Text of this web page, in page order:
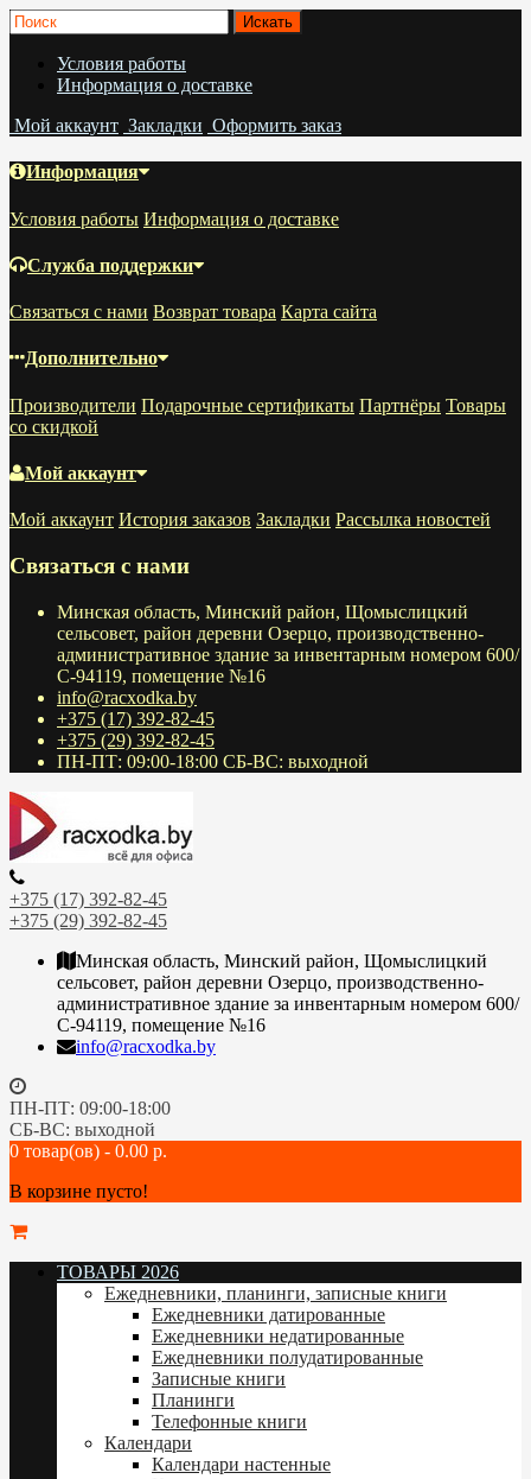
Условия работы
Информация о доставке
Мой аккаунт Закладки Оформить заказ
Информация
Условия работы Информация о доставке
Служба поддержки
Связаться с нами Возврат товара Карта сайта
Дополнительно
Производители Подарочные сертификаты Партнёры Товары
со скидкой
Мой аккаунт
Мой аккаунт История заказов Закладки Рассылка новостей
Связаться с нами
Минская область, Минский район, Щомыслицкий
сельсовет, район деревни Озерцо, производственно-
административное здание за инвентарным номером 600/
С-94119, помещение №16
info@racxodka.by
+375 (17) 392-82-45
+375 (29) 392-82-45
ПН-ПТ: 09:00-18:00 СБ-ВС: выходной
+375 (17) 392-82-45
+375 (29) 392-82-45
Минская область, Минский район, Щомыслицкий
сельсовет, район деревни Озерцо, производственно-
административное здание за инвентарным номером 600/
С-94119, помещение №16
info@racxodka.by
ПН-ПТ: 09:00-18:00
СБ-ВС: выходной
0 товар(ов) - 0.00 р.
В корзине пусто!
ТОВАРЫ 2026
Ежедневники, планинги, записные книги
Ежедневники датированные
Ежедневники недатированные
Ежедневники полудатированные
Записные книги
Планинги
Телефонные книги
Календари
Календари настенные